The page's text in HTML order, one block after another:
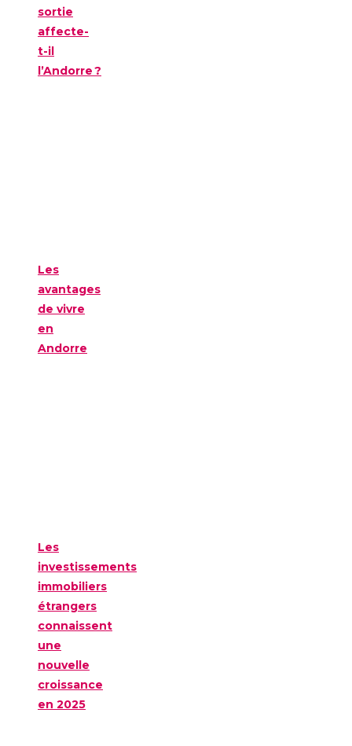
sortie
affecte-
t-il
l’Andorre ?
Les
avantages
de vivre
en
Andorre
Les
investissements
immobiliers
étrangers
connaissent
une
nouvelle
croissance
en 2025